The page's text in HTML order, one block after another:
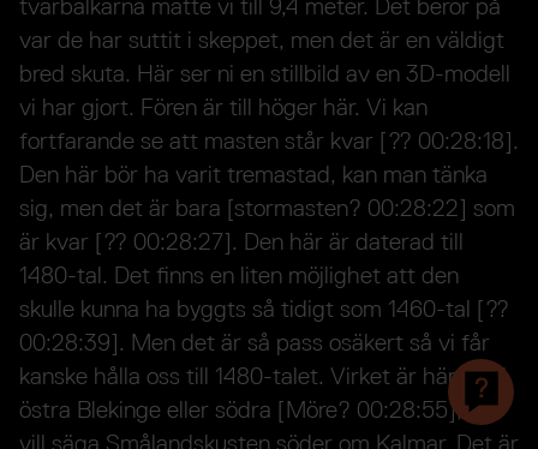
tvärbalkarna mätte vi till 9,4 meter. Det beror på
var de har suttit i skeppet, men det är en väldigt
bred skuta. Här ser ni en stillbild av en 3D-modell
vi har gjort. Fören är till höger här. Vi kan
fortfarande se att masten står kvar [?? 00:28:18].
Den här bör ha varit tremastad, kan man tänka
sig, men det är bara [stormasten? 00:28:22] som
är kvar [?? 00:28:27]. Den här är daterad till
1480-tal. Det finns en liten möjlighet att den
skulle kunna ha byggts så tidigt som 1460-tal [??
00:28:39]. Men det är så pass osäkert så vi får
kanske hålla oss till 1480-talet. Virket är hämtat i
östra Blekinge eller södra [Möre? 00:28:55], det
vill säga Smålandskusten söder om Kalmar. Det är